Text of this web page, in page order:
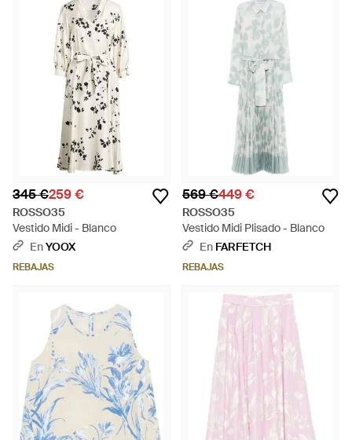
345 €259 €
ROSSO35
Vestido Midi - Blanco
EnYOOX
REBAJAS
569 €449 €
ROSSO35
Vestido Midi Plisado - Blanco
En FARFETCH
REBAJAS